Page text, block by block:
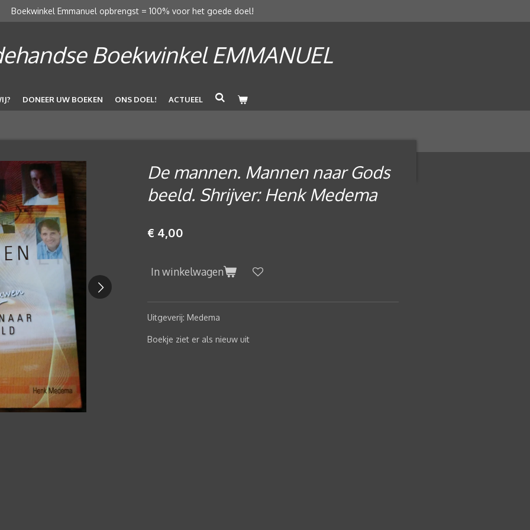
Boekwinkel Emmanuel opbrengst = 100% voor het goede doel!
Boekwinkel EMMANUEL
DONEER UW BOEKEN ONS DOEL! ACTUEEL
De mannen. Mannen naar Gods
beeld. Shrijver: Henk Medema
€ 4,00
In winkelwagen
Uitgeverij: Medema
Boekje ziet er als nieuw uit